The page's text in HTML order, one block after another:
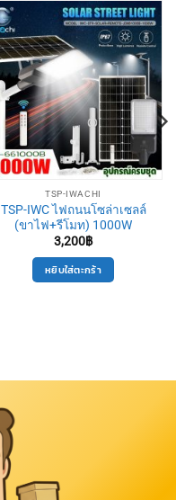
TSP-IWACHI
TSP-IWC ไฟถนนโซล่าเซลล์
(ขาไฟ+รีโมท) 1000W
3,200฿
หยิบใส่ตะกร้า